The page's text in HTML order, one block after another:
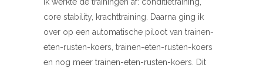
Ik werkte de trainingen af: conditietraining,
core stability, krachttraining. Daarna ging ik
over op een automatische piloot van trainen-
eten-rusten-koers, trainen-eten-rusten-koers
en nog meer trainen-eten-rusten-koers. Dit